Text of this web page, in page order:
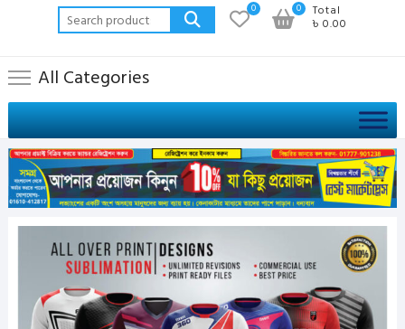
0 Total
৳ 0.00
0
All Categories